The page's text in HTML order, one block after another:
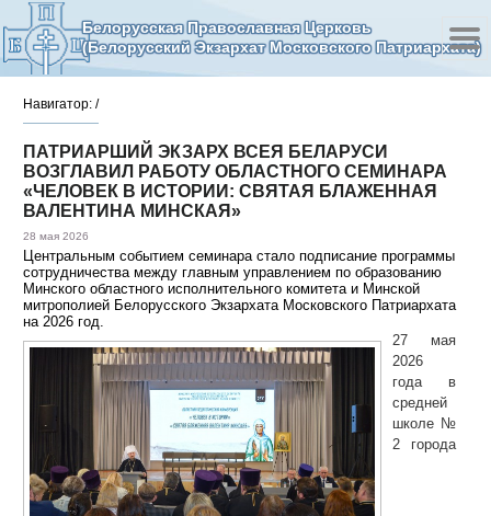
Белорусская Православная Церковь
(Белорусский Экзархат Московского Патриархата)
Навигатор: /
ПАТРИАРШИЙ ЭКЗАРХ ВСЕЯ БЕЛАРУСИ
ВОЗГЛАВИЛ РАБОТУ ОБЛАСТНОГО СЕМИНАРА
«ЧЕЛОВЕК В ИСТОРИИ: СВЯТАЯ БЛАЖЕННАЯ
ВАЛЕНТИНА МИНСКАЯ»
28 мая 2026
Центральным событием семинара стало подписание программы
сотрудничества между главным управлением по образованию
Минского областного исполнительного комитета и Минской
митрополией Белорусского Экзархата Московского Патриархата
на 2026 год.
27 мая
2026
года в
средней
школе №
2 города